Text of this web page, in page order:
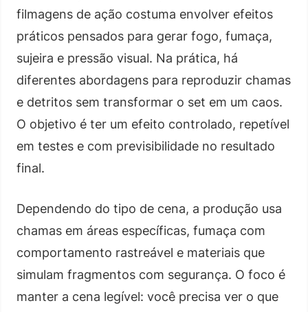
filmagens de ação costuma envolver efeitos
práticos pensados para gerar fogo, fumaça,
sujeira e pressão visual. Na prática, há
diferentes abordagens para reproduzir chamas
e detritos sem transformar o set em um caos.
O objetivo é ter um efeito controlado, repetível
em testes e com previsibilidade no resultado
final.
Dependendo do tipo de cena, a produção usa
chamas em áreas específicas, fumaça com
comportamento rastreável e materiais que
simulam fragmentos com segurança. O foco é
manter a cena legível: você precisa ver o que